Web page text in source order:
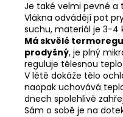
Je také velmi pevné a
Vlákna odvádějí pot
suchu, materiál je 3-4
Má skvělé
prodyšný, je plný
reguluje tělesnou
V létě dokáže tělo
naopak uchovává
dnech spolehlivě
Sám o sobě je na